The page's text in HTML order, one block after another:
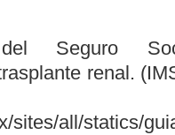
Seguro
renal.
sites/all/statics/